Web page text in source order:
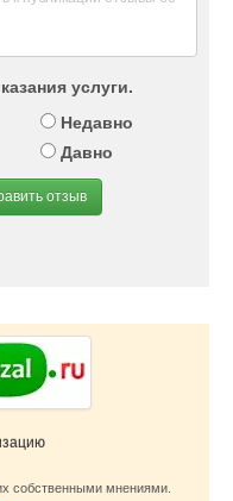
услуги.
Недавно
Давно
отзыв
собственными мнениями.